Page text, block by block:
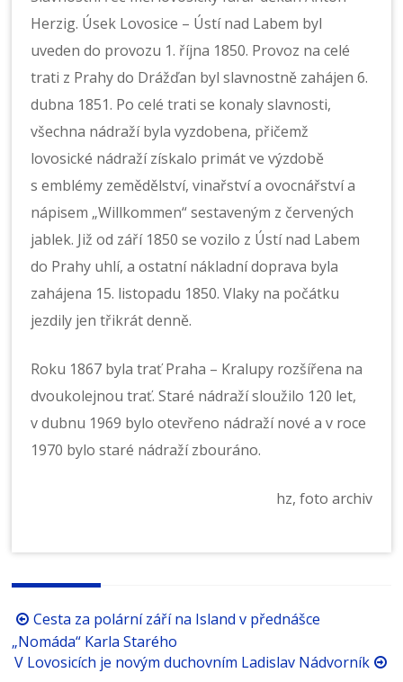
Herzig. Úsek Lovosice – Ústí nad Labem byl
uveden do provozu 1. října 1850. Provoz na celé
trati z Prahy do Drážďan byl slavnostně zahájen 6.
dubna 1851. Po celé trati se konaly slavnosti,
všechna nádraží byla vyzdobena, přičemž
lovosické nádraží získalo primát ve výzdobě
s emblémy zemědělství, vinařství a ovocnářství a
nápisem „Willkommen“ sestaveným z červených
jablek. Již od září 1850 se vozilo z Ústí nad Labem
do Prahy uhlí, a ostatní nákladní doprava byla
zahájena 15. listopadu 1850. Vlaky na počátku
jezdily jen třikrát denně.
Roku 1867 byla trať Praha – Kralupy rozšířena na
dvoukolejnou trať. Staré nádraží sloužilo 120 let,
v dubnu 1969 bylo otevřeno nádraží nové a v roce
1970 bylo staré nádraží zbouráno.
hz, foto archiv
Procházení
příspěvků
Cesta za polární září na Island v přednášce
„Nomáda“ Karla Starého
V Lovosicích je novým duchovním Ladislav Nádvorník